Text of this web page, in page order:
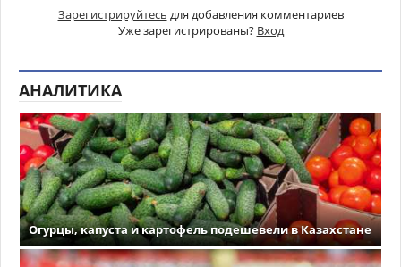
Зарегистрируйтесь для добавления комментариев
Уже зарегистрированы? Вход
АНАЛИТИКА
Огурцы, капуста и картофель подешевели в Казахстане